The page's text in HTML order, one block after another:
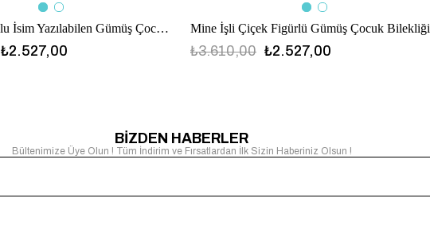
Nazar Boncuklu İsim Yazılabilen Gümüş Çocuk Bilekliği
₺2.527,00
Mine İşli Çiçek Figürlü Gümüş Çocuk Bilekliği
₺2.527,00
₺3.610,00
BİZDEN HABERLER
Bültenimize Üye Olun ! Tüm İndirim ve Fırsatlardan İlk Sizin Haberiniz Olsun !